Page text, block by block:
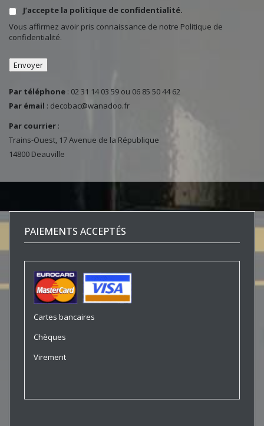
J’accepte la politique de confidentialité.
Vous affirmez avoir pris connaissance de notre Politique de
confidentialité.
Par téléphone : 02 31 14 03 59 ou 06 85 50 44 62
Par émail : decobac@wanadoo.fr
Par courrier :
Trains-Ouest, 17 Avenue de la République
14800 Deauville
PAIEMENTS ACCEPTÉS
Cartes bancaires
Chèques
Virement